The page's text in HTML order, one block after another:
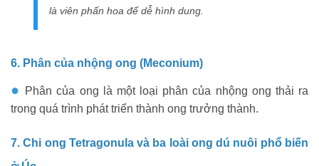
là viên phấn hoa để dễ hình dung.
6. Phân của nhộng ong (Meconium)
● Phân của ong là một loại phân của nhộng ong thải ra
trong quá trình phát triển thành ong trưởng thành.
7. Chi ong Tetragonula và ba loài ong dú nuôi phổ biến